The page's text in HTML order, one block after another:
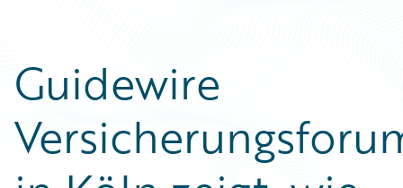
Guidewire